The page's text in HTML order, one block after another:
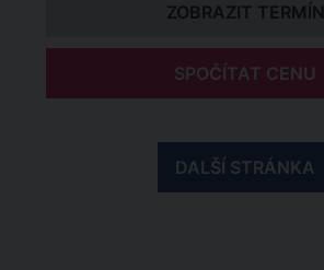
ZOBRAZIT TERMÍN
SPOČÍTAT CENU
DALŠÍ STRÁNKA